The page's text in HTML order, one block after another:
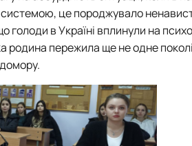
це породжувало
голоди в Україні вплинули на
родина пережила ще не одне